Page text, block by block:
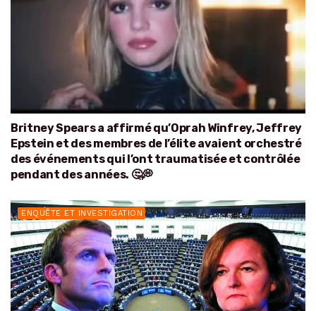
Britney Spears a affirmé qu’Oprah Winfrey, Jeffrey
Epstein et des membres de l’élite avaient orchestré
des événements qui l’ont traumatisée et contrôlée
pendant des années. 🤔💭
ENQUÊTE ET INVESTIGATION